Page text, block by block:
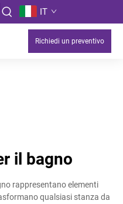
IT
Richiedi un preventivo
il bagno
rappresentano elementi
qualsiasi stanza da